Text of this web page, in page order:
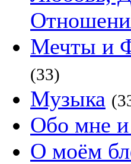
Мечты и
(33)
Музыка
Обо мне
О моём